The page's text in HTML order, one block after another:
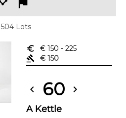
flag
504 Lots
euro_symbol € 150 - 225
gavel
€ 150
chevron_left 60 chevron_right
A Kettle